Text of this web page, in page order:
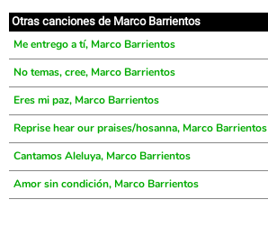
Otras canciones de Marco Barrientos
Me entrego a tí, Marco Barrientos
No temas, cree, Marco Barrientos
Eres mi paz, Marco Barrientos
Reprise hear our praises/hosanna, Marco Barrientos
Cantamos Aleluya, Marco Barrientos
Amor sin condición, Marco Barrientos